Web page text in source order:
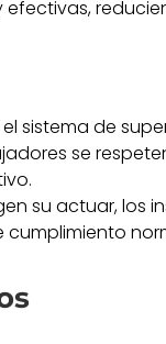
efectivas,
sistema de
se
su actuar,